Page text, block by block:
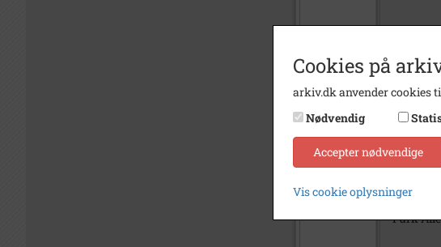
1985-
1930
Park
Cookies på
arkiv.dk anvender cookies
Nødvendig
Accepter nødvendige
Vis cookie oplysninger